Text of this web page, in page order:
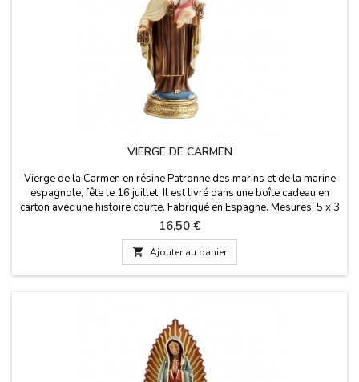
VIERGE DE CARMEN
Vierge de la Carmen en résine Patronne des marins et de la marine
espagnole, fête le 16 juillet. Il est livré dans une boîte cadeau en
carton avec une histoire courte. Fabriqué en Espagne. Mesures: 5 x 3
x 12 cm (PETIT) 7 x 5 x 20 cm (GRAND)
Prix
16,50 €
 Ajouter au panier